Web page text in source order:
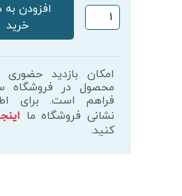
کارتریج
دستگاه
مدل
A1W
عدد
افزودن
خرید
امکان بازدید حضوری
محصول در فروشگاه
فراهم است. برای
نشانی فروشگاه ما
کنید.